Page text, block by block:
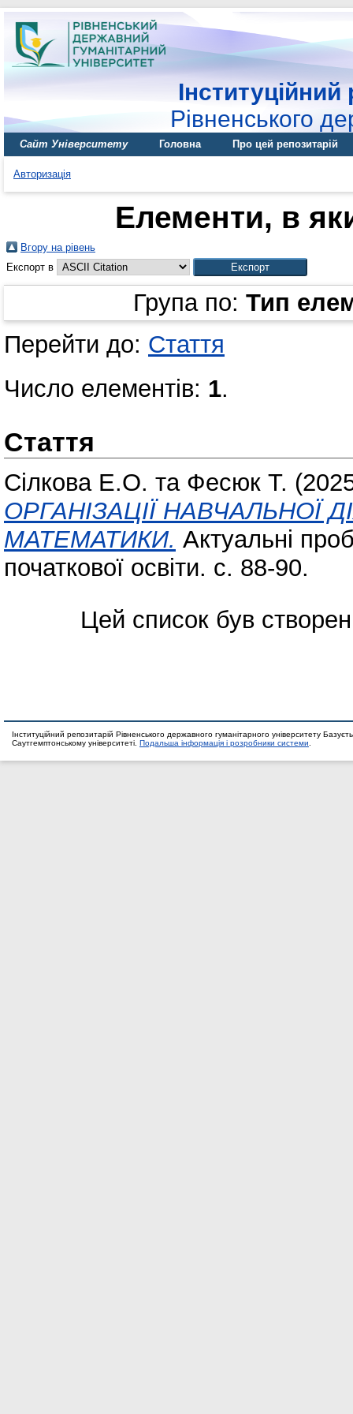
Інституційний
Рівненського
Сайт Університету Головна Про цей репозитарій
Авторизація
Елементи, в
Вгору на рівень
Експорт в
Група по: Тип
Перейти до: Стаття
Число елементів: 1.
Стаття
Сілкова Е.О. та Фесюк Т.
ОРГАНІЗАЦІЇ НАВЧАЛЬНОЇ
МАТЕМАТИКИ. Актуальні
початкової освіти. с. 88-90.
Цей список був
Інституційний репозитарій Рівненського державного гуманітарного університету
Саутгемптонському університеті. Подальша інформація і розробники системи